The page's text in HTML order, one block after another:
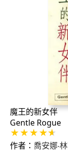
魔王的新女伴
Gentle Rogue
作者： 喬安娜‧